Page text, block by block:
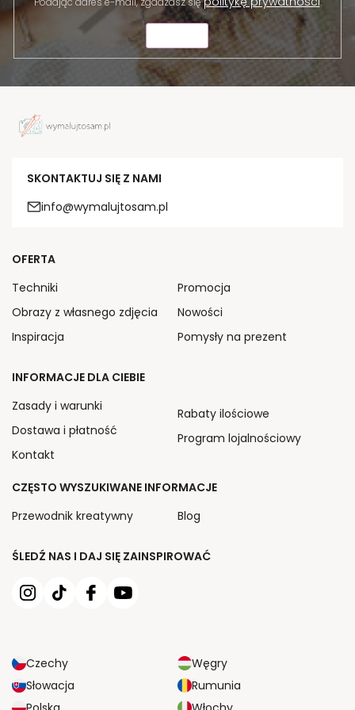
SKONTAKTUJ SIĘ Z NAMI
info@wymalujtosam.pl
ŚLEDŹ NAS I DAJ SIĘ ZAINSPIROWAĆ
Czechy
Węgry
Słowacja
Rumunia
OFERTA
Techniki
Obrazy z własnego zdjęcia
Inspiracja
Promocja
Nowości
Pomysły na prezent
INFORMACJE DLA CIEBIE
Zasady i warunki
Dostawa i płatność
Kontakt
Rabaty ilościowe
Program lojalnościowy
CZĘSTO WYSZUKIWANE INFORMACJE
Przewodnik kreatywny
Blog